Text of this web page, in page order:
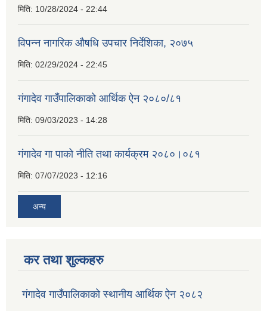
मिति: 10/28/2024 - 22:44
विपन्न नागरिक औषधि उपचार निर्देशिका, २०७५
मिति: 02/29/2024 - 22:45
गंगादेव गाउँपालिकाको आर्थिक ऐन २०८०/८१
मिति: 09/03/2023 - 14:28
गंगादेव गा पाको नीति तथा कार्यक्रम २०८०।०८१
मिति: 07/07/2023 - 12:16
अन्य
कर तथा शुल्कहरु
गंगादेव गाउँपालिकाको स्थानीय आर्थिक ऐन २०८२